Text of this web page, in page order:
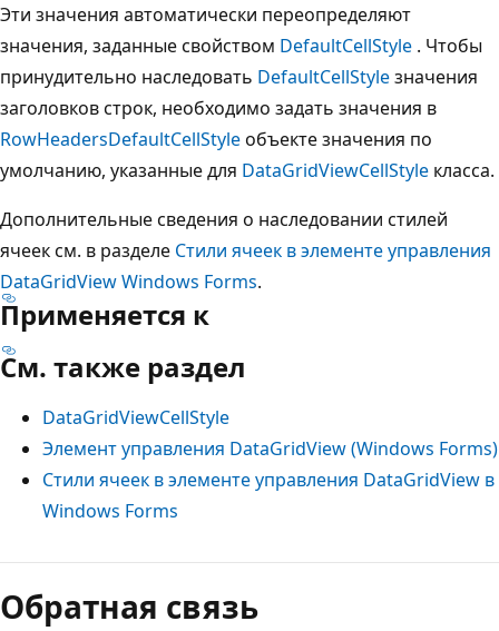
Эти значения автоматически переопределяют
значения, заданные свойством DefaultCellStyle . Чтобы
принудительно наследовать DefaultCellStyleзначения
заголовков строк, необходимо задать значения в
RowHeadersDefaultCellStyleобъекте значения по
умолчанию, указанные для DataGridViewCellStyle класса.
Дополнительные сведения о наследовании стилей
ячеек см. в разделе Стили ячеек в элементе управления
DataGridView Windows Forms.
Применяется к
См. также раздел
DataGridViewCellStyle
Элемент управления DataGridView (Windows Forms)
Стили ячеек в элементе управления DataGridView в
Windows Forms
Обратная связь